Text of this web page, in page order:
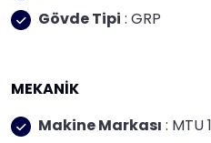
Gövde Tipi : GRP
MEKANİK
Makine Markası : MTU